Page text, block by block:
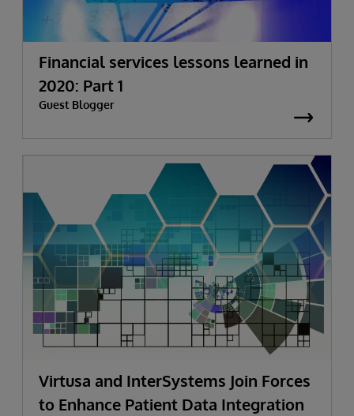
Financial services lessons learned in
2020: Part 1
Guest Blogger
Virtusa and InterSystems Join Forces
to Enhance Patient Data Integration